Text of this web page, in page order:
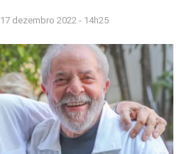
17 dezembro 2022 - 14h25